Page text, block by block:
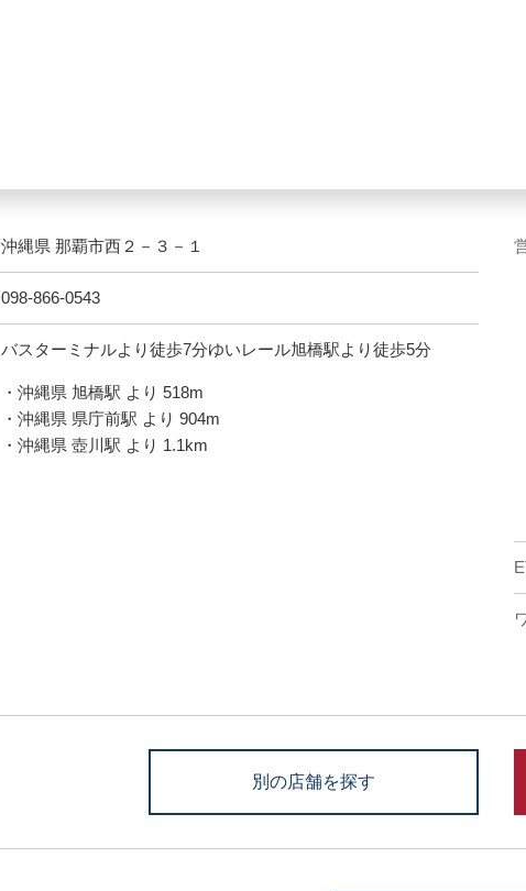
沖縄県 那覇市西２－３－１
098-866-0543
バスターミナルより徒歩7分ゆいレール旭橋駅より徒歩5分
・沖縄県 旭橋駅 より 518m
・沖縄県 県庁前駅 より 904m
・沖縄県 壺川駅 より 1.1km
別の店舗を探す